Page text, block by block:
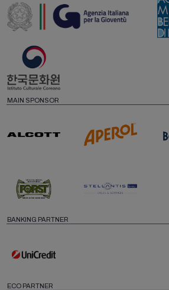
MAIN SPONSOR
BANKING PARTNER
ECO PARTNER